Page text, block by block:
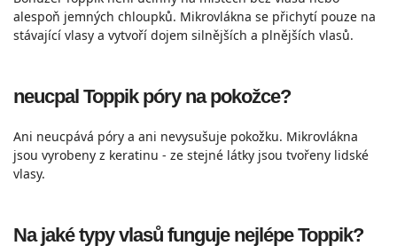
alespoň jemných chloupků. Mikrovlákna se přichytí pouze na
stávající vlasy a vytvoří dojem silnějších a plnějších vlasů.
neucpal Toppik póry na pokožce?
Ani neucpává póry a ani nevysušuje pokožku. Mikrovlákna
jsou vyrobeny z keratinu - ze stejné látky jsou tvořeny lidské
vlasy.
Na jaké typy vlasů funguje nejlépe Toppik?